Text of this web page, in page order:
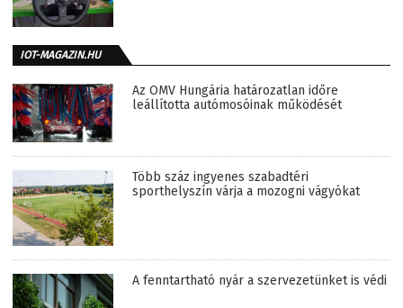
IOT-MAGAZIN.HU
Az OMV Hungária határozatlan időre
leállította autómosóinak működését
Több száz ingyenes szabadtéri
sporthelyszín várja a mozogni vágyókat
A fenntartható nyár a szervezetünket is védi